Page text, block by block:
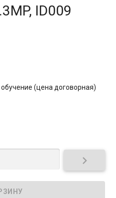
ID009
(цена договорная)
